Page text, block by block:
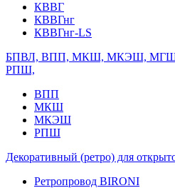
КВВГ
КВВГнг
КВВГнг-LS
БПВЛ, ВПП, МКШ, МКЭШ,
РПШ,
ВПП
МКШ
МКЭШ
РПШ
Декоративный (ретро) для
Ретропровод BIRONI